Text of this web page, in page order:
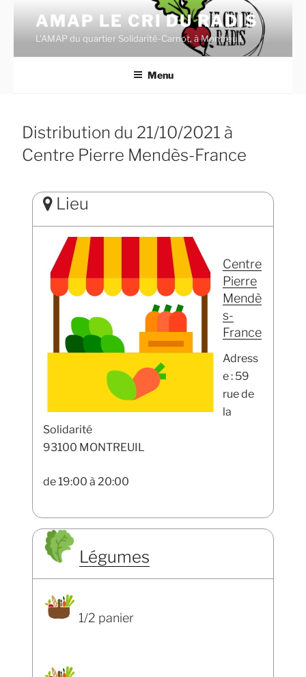
contenu
principal
AMAP LE CRI DU RADIS
L'AMAP du quartier Solidarité-Carnot, à Montreuil.
Menu
Distribution du 21/10/2021 à
Centre Pierre Mendès-France
Lieu
Centre
Pierre
Mendè
s-
France
Adress
e : 59
rue de
la
Solidarité
93100 MONTREUIL
de 19:00 à 20:00
Légumes
1/2 panier